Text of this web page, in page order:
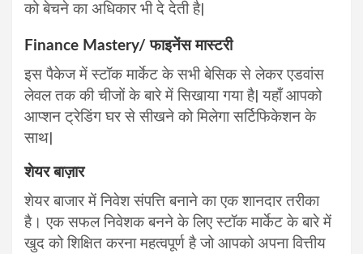
को बेचने का अधिकार भी दे देती है|
Finance Mastery/ फाइनेंस मास्टरी
इस पैकेज में स्टॉक मार्केट के सभी बेसिक से लेकर एडवांस
लेवल तक की चीजों के बारे में सिखाया गया है| यहाँ आपको
आप्शन ट्रेडिंग घर से सीखने को मिलेगा सर्टिफिकेशन के
साथ|
शेयर बाज़ार
शेयर बाजार में निवेश संपत्ति बनाने का एक शानदार तरीका
है। एक सफल निवेशक बनने के लिए स्टॉक मार्केट के बारे में
खुद को शिक्षित करना महत्वपूर्ण है जो आपको अपना वित्तीय